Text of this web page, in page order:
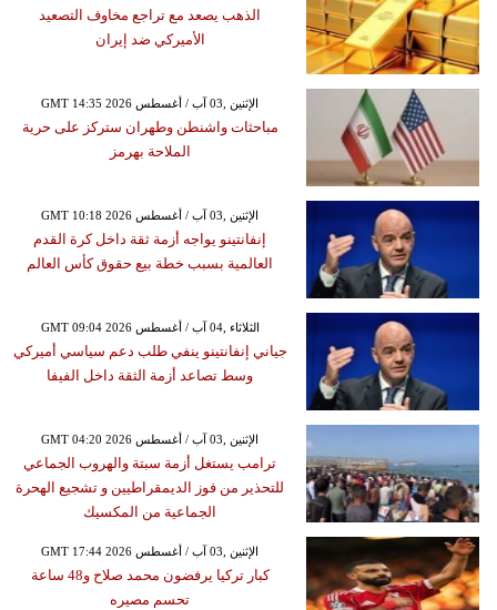
الذهب يصعد مع تراجع مخاوف التصعيد
الأميركي ضد إيران
GMT 14:35 2026 الإثنين ,03 آب / أغسطس
مباحثات واشنطن وطهران ستركز على حرية
الملاحة بهرمز
GMT 10:18 2026 الإثنين ,03 آب / أغسطس
إنفانتينو يواجه أزمة ثقة داخل كرة القدم
العالمية بسبب خطة بيع حقوق كأس العالم
GMT 09:04 2026 الثلاثاء ,04 آب / أغسطس
جياني إنفانتينو ينفي طلب دعم سياسي أميركي
وسط تصاعد أزمة الثقة داخل الفيفا
GMT 04:20 2026 الإثنين ,03 آب / أغسطس
ترامب يستغل أزمة سبتة والهروب الجماعي
للتحذير من فوز الديمقراطيين و تشجيع الهحرة
الجماعية من المكسيك
GMT 17:44 2026 الإثنين ,03 آب / أغسطس
كبار تركيا يرفضون محمد صلاح و48 ساعة
تحسم مصيره